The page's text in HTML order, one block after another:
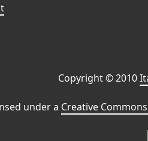
Copyright © 2010
under a Creative